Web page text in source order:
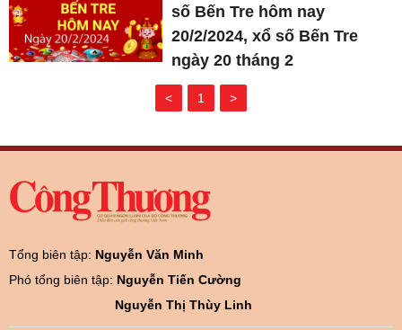
số Bến Tre hôm nay
20/2/2024, xổ số Bến Tre
ngày 20 tháng 2
< 1 >
Tổng biên tập: Nguyễn Văn Minh
Phó tổng biên tập: Nguyễn Tiến Cường
Nguyễn Thị Thùy Linh